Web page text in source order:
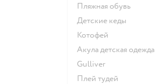
Пляжная обувь
Детские кеды
Котофей
Акула детская одежда
Gulliver
Плей тудей